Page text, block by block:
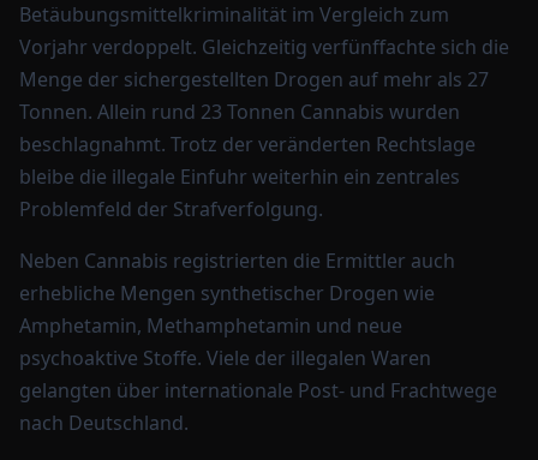
Betäubungsmittelkriminalität im Vergleich zum
Vorjahr verdoppelt. Gleichzeitig verfünffachte sich die
Menge der sichergestellten Drogen auf mehr als 27
Tonnen. Allein rund 23 Tonnen Cannabis wurden
beschlagnahmt. Trotz der veränderten Rechtslage
bleibe die illegale Einfuhr weiterhin ein zentrales
Problemfeld der Strafverfolgung.
Neben Cannabis registrierten die Ermittler auch
erhebliche Mengen synthetischer Drogen wie
Amphetamin, Methamphetamin und neue
psychoaktive Stoffe. Viele der illegalen Waren
gelangten über internationale Post- und Frachtwege
nach Deutschland.